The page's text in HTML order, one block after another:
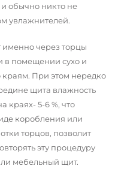
и обычно никто не
увлажнителей.
именно через торцы
в помещении сухо и
краям. При этом нередко
щита влажность
краях- 5-6 %, что
коробления или
торцов, позволит
эту процедуру
мебельный щит.